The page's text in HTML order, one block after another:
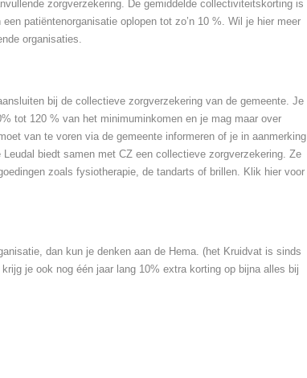
zorgverzekering. De gemiddelde collectiviteitskorting is
patiëntenorganisatie oplopen tot zo’n 10 %. Wil je hier meer
organisaties.
bij de collectieve zorgverzekering van de gemeente. Je
tot 120 % van het minimuminkomen en je mag maar over
van te voren via de gemeente informeren of je in aanmerking
biedt samen met CZ een collectieve zorgverzekering. Ze
zoals fysiotherapie, de tandarts of brillen. Klik hier voor
dan kun je denken aan de Hema. (het Kruidvat is sinds
je ook nog één jaar lang 10% extra korting op bijna alles bij